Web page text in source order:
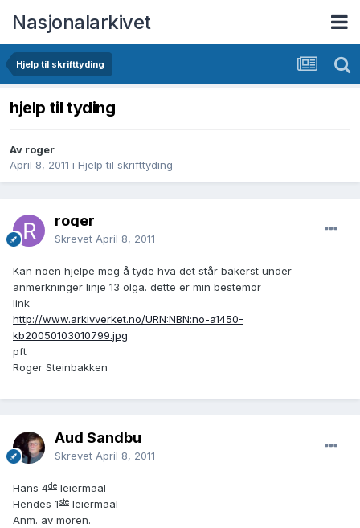
Nasjonalarkivet
Hjelp til skrifttyding
hjelp til tyding
Av roger
April 8, 2011 i Hjelp til skrifttyding
roger
Skrevet April 8, 2011
Kan noen hjelpe meg å tyde hva det står bakerst under
anmerkninger linje 13 olga. dette er min bestemor
link
http://www.arkivverket.no/URN:NBN:no-a1450-
kb20050103010799.jpg
pft
Roger Steinbakken
Aud Sandbu
Skrevet April 8, 2011
Hans 4de leiermaal
Hendes 1ste leiermaal
Anm. av moren.